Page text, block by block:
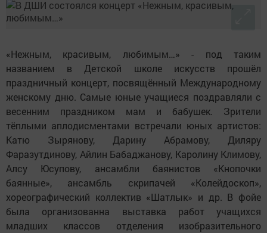
«Нежным, красивым, любимым…» - под таким
названием в Детской школе искусств прошёл
праздничный концерт, посвящённый Международному
женскому дню. Самые юные учащиеся поздравляли с
весенним праздником мам и бабушек. Зрители
тёплыми аплодисментами встречали юных артистов:
Катю Зырянову, Дарину Абрамову, Диляру
Фаразутдинову, Айлин Бабаджанову, Каролину Климову,
Алсу Юсупову, ансамбли баянистов «Кнопочки
баянные», ансамбль скрипачей «Колейдоскоп»,
хореографический коллектив «Шатлык» и др. В фойе
была организованна выставка работ учащихся
младших классов отделения изобразительного